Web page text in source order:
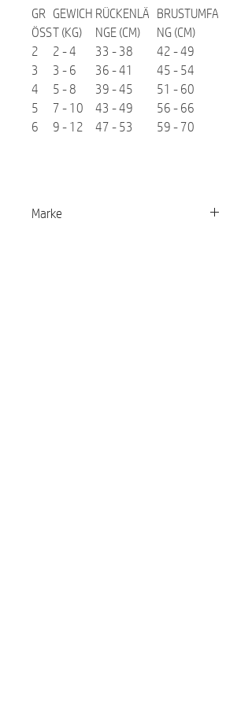
GR
ÖSS
GEWICH
T (KG)
RÜCKENLÄ
NGE (CM)
BRUSTUMFA
NG (CM)
2
2 - 4 33 - 38
42 - 49
3
3 - 6 36 - 41
45 - 54
4
5 - 8 39 - 45
51 - 60
5
7 - 10 43 - 49
56 - 66
6
9 - 12 47 - 53 59 - 70
Marke